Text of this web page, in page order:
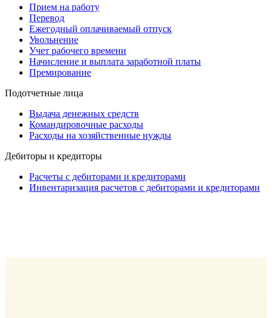
Прием на работу
Перевод
Ежегодный оплачиваемый отпуск
Увольнение
Учет рабочего времени
Начисление и выплата заработной платы
Премирование
Подотчетные лица
Выдача денежных средств
Командировочные расходы
Расходы на хозяйственные нужды
Дебиторы и кредиторы
Расчеты с дебиторами и кредиторами
Инвентаризация расчетов с дебиторами и кредиторами